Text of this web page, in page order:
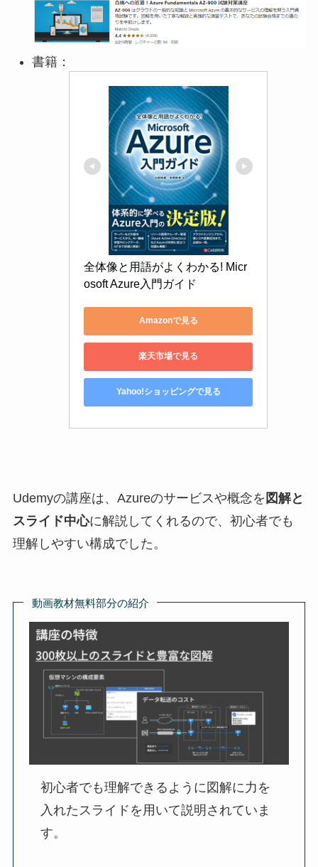
書籍：
全体像と用語がよくわかる! Micr
osoft Azure入門ガイド
Amazonで見る
楽天市場で見る
Yahoo!ショッピングで見る
Udemyの講座は、Azureのサービスや概念を 図解と
スライド中心に解説してくれるので、初心者でも
理解しやすい構成でした。
動画教材無料部分の紹介
初心者でも理解できるように図解に力を
入れたスライドを用いて説明されていま
す。